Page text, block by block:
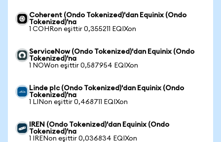
Coherent (Ondo Tokenized)'dan Equinix (Ondo
Tokenized)'na
1 COHRon eşittir 0,355211 EQIXon
ServiceNow (Ondo Tokenized)'dan Equinix (Ondo
Tokenized)'na
1 NOWon eşittir 0,587954 EQIXon
Linde plc (Ondo Tokenized)'dan Equinix (Ondo
Tokenized)'na
1 LINon eşittir 0,468711 EQIXon
IREN (Ondo Tokenized)'dan Equinix (Ondo
Tokenized)'na
1 IRENon eşittir 0,036834 EQIXon